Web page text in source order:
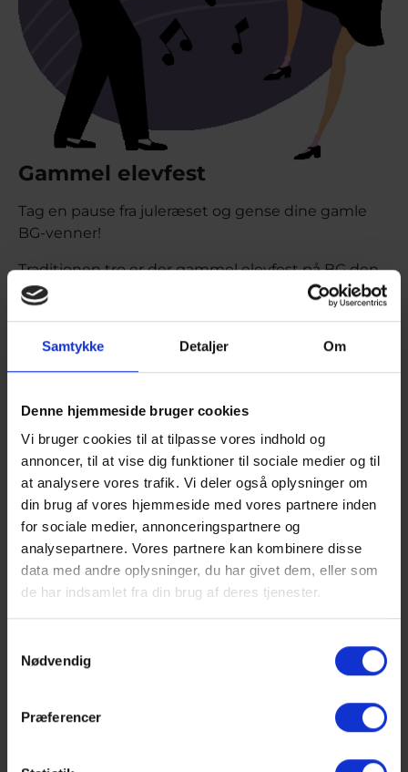
Samtykke Detaljer Om
Denne hjemmeside bruger cookies
Vi bruger cookies til at tilpasse vores indhold og
annoncer, til at vise dig funktioner til sociale medier og til
at analysere vores trafik. Vi deler også oplysninger om
din brug af vores hjemmeside med vores partnere inden
for sociale medier, annonceringspartnere og
analysepartnere. Vores partnere kan kombinere disse
data med andre oplysninger, du har givet dem, eller som
de har indsamlet fra din brug af deres tjenester.
Nødvendig
Præferencer
Gammel elevfest
Tag en pause fra juleræset og gense dine gamle
BG-venner!
Traditionen tro er der gammel elevfest på BG den
3. juledag kl. 20-24
AKTIVITETER
Fester
Forestillinger på BG
Fredagscafé